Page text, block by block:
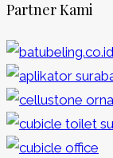
Partner Kami